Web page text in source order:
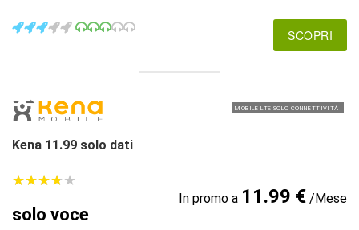
SCOPRI
MOBILE LTE SOLO CONNETTIVITÀ
Kena 11.99 solo dati
★★★★★
★★★★★
solo voce
In promo a 11.99 €/Mese